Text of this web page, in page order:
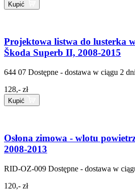
Kupić
Projektowa listwa do lusterka
Škoda Superb II, 2008-2015
644 07 Dostępne - dostawa w ciągu 2 dni
128,- zł
Kupić
Osłona zimowa - wlotu
2008-2013
RID-OZ-009 Dostępne - dostawa w
120,- zł